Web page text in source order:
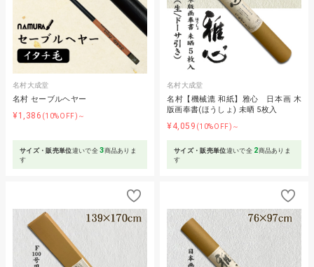
名村大成堂
名村 セーブルヘヤー
¥1,386 (10%OFF)～
サイズ・販売単位違いで全3商品ありま
す
名村大成堂
名村【機械漉 和紙】雅心 日本画 木
版画奉書(ほうしょ) 未晒 5枚入
¥4,059 (10%OFF)～
サイズ・販売単位違いで全 2商品ありま
す